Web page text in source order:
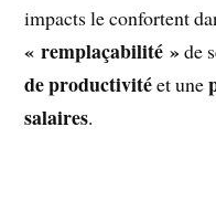
impacts le confortent
« remplaçabilité »de
de productivitéet une
salaires.